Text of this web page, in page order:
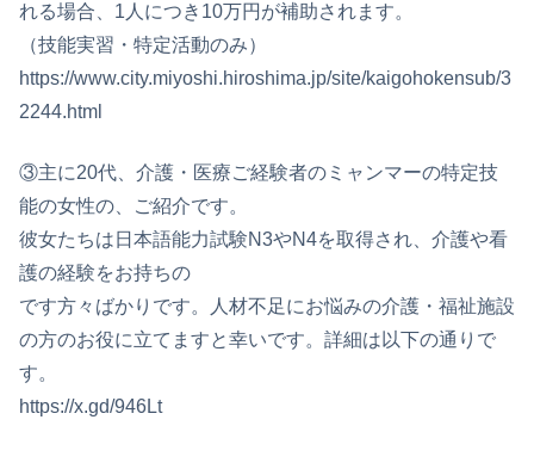
れる場合、1人につき10万円が補助されます。
（技能実習・特定活動のみ）
https://www.city.miyoshi.hiroshima.jp/site/kaigohokensub/3
2244.html
③主に20代、介護・医療ご経験者のミャンマーの特定技
能の女性の、ご紹介です。
彼女たちは日本語能力試験N3やN4を取得され、介護や看
護の経験をお持ちの
です方々ばかりです。人材不足にお悩みの介護・福祉施設
の方のお役に立てますと幸いです。詳細は以下の通りで
す。
https://x.gd/946Lt